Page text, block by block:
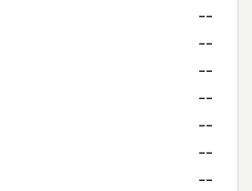
--
--
--
--
--
--
--